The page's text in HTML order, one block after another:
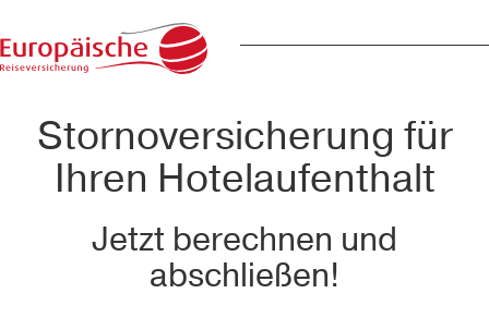
Stornoversicherung für
Ihren Hotelaufenthalt
Jetzt berechnen und
abschließen!